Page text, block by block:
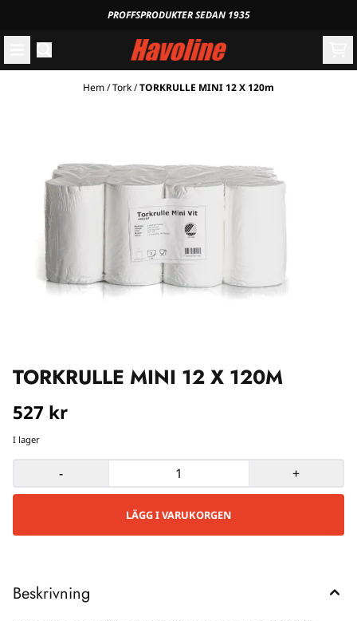
Hoppa till innehållPROFFSPRODUKTER SEDAN 1935
Hem/Tork/TORKRULLE MINI 12 X 120m
TORKRULLE MINI 12 X 120M
527 kr
I lager
- +
Beskrivning